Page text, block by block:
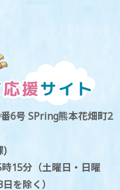
6号 SPring熊本花畑町2
)
15分（土曜日・日曜
を除く）